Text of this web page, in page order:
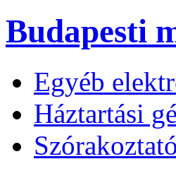
Budapesti
Egyéb
Háztartási